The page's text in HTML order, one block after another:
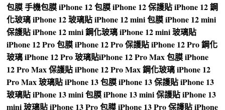
包膜手機包膜iPhone 12 包膜iPhone 12 保護貼iPhone 12 鋼
化玻璃iPhone 12 玻璃貼iPhone 12 mini 包膜iPhone 12 mini
保護貼iPhone 12 mini 鋼化玻璃iPhone 12 mini 玻璃貼
iPhone 12 Pro 包膜iPhone 12 Pro 保護貼iPhone 12 Pro 鋼化
玻璃iPhone 12 Pro 玻璃貼iPhone 12 Pro Max 包膜iPhone
12 Pro Max 保護貼iPhone 12 Pro Max 鋼化玻璃iPhone 12
Pro Max 玻璃貼iPhone 13 包膜iPhone 13 保護貼iPhone 13
玻璃貼iPhone 13 mini 包膜iPhone 13 mini 保護貼iPhone 13
mini 玻璃貼iPhone 13 Pro 包膜iPhone 13 Pro 保護貼iPhone